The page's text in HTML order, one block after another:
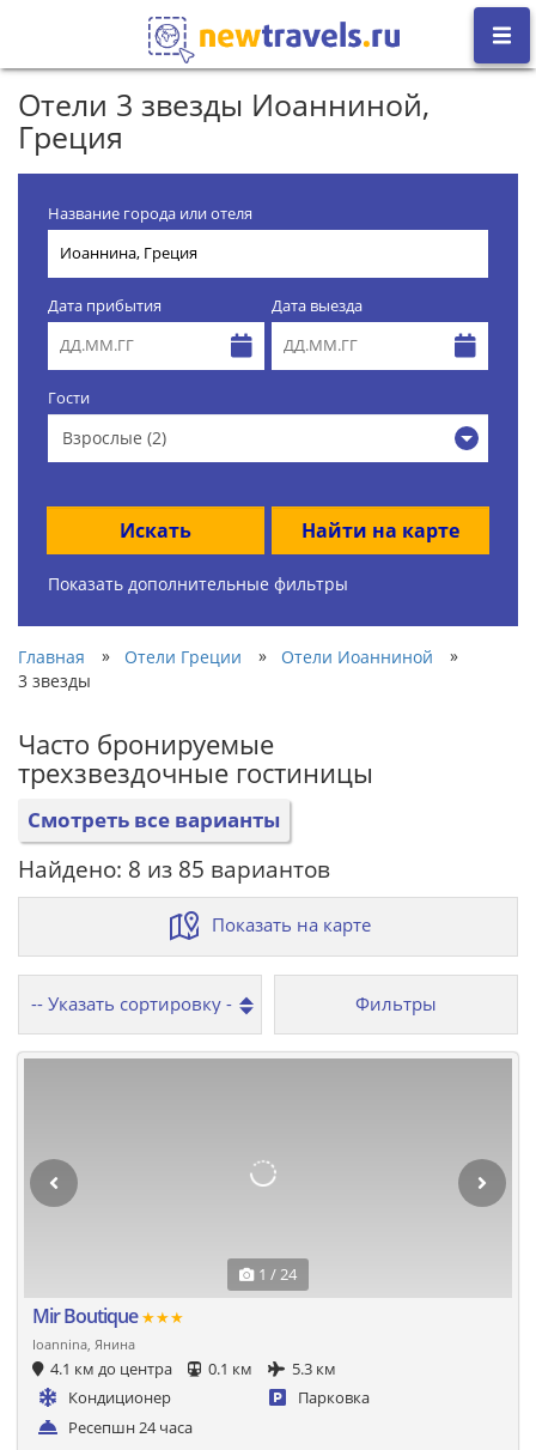
Отели 3 звезды Иоанниной,
Греция
Название города или отеля
Дата прибытия Дата выезда
Гости
Взрослые (2)
Искать Найти на карте
Показать дополнительные фильтры
Главная » Отели Греции » Отели Иоанниной
»
3 звезды
Часто бронируемые
трехзвездочные гостиницы
Смотреть все варианты
Найдено: 8 из 85 вариантов
Показать на карте
Фильтры
1 / 24
Mir Boutique★★★
Ioannina, Янина
4.1 км до центра 0.1 км
5.3 км
Кондиционер
Парковка
Ресепшн 24 часа